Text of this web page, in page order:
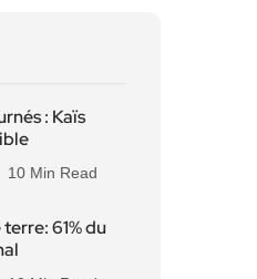
: Kaïs
10 Min Read
61% du